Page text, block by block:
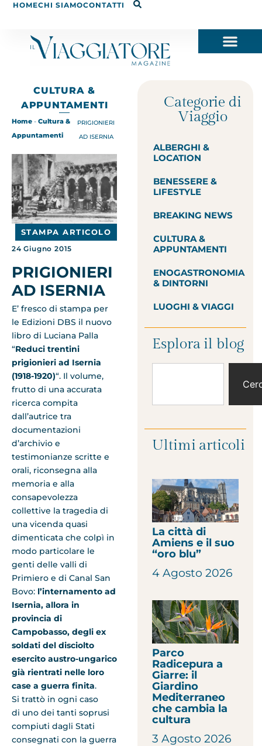
HOMECHI SIAMOCONTATTI
CULTURA &
APPUNTAMENTI
Home - Cultura &
Appuntamenti
PRIGIONIERI
AD ISERNIA
STAMPA ARTICOLO
24 Giugno 2015
PRIGIONIERI
AD ISERNIA
E’ fresco di stampa per
le Edizioni DBS il nuovo
libro di Luciana Palla
“Reduci trentini
prigionieri ad Isernia
(1918-1920)“. Il volume,
frutto di una accurata
ricerca compita
dall’autrice tra
documentazioni
d’archivio e
testimonianze scritte e
orali, riconsegna alla
memoria e alla
consapevolezza
collettive la tragedia di
una vicenda quasi
dimenticata che colpì in
modo particolare le
genti delle valli di
Primiero e di Canal San
Bovo: l’internamento ad
Isernia, allora in
provincia di
Campobasso, degli ex
soldati del disciolto
esercito austro-ungarico
già rientrati nelle loro
case a guerra finita.
Si trattò in ogni caso
di uno dei tanti soprusi
compiuti dagli Stati
consegnati con la guerra
Categorie di
Viaggio
ALBERGHI &
LOCATION
BENESSERE &
LIFESTYLE
BREAKING NEWS
CULTURA &
APPUNTAMENTI
ENOGASTRONOMIA
& DINTORNI
LUOGHI & VIAGGI
Esplora il blog
Ultimi articoli
La città di
Amiens e il suo
“oro blu”
4 Agosto 2026
Parco
Radicepura a
Giarre: il
Giardino
Mediterraneo
che cambia la
cultura
3 Agosto 2026